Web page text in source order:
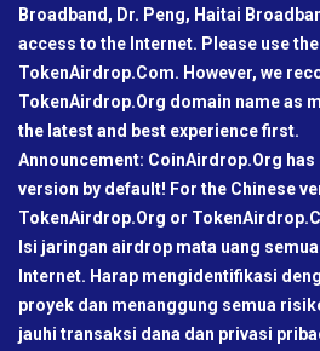
Broadband, Dr. Peng, Haitai
access to the Internet. Please use
TokenAirdrop.Com. However, we
TokenAirdrop.Org domain name as
the latest and best experience first.
Announcement: CoinAirdrop.Org
version by default! For the Chinese
TokenAirdrop.Org or
Isi jaringan airdrop mata uang
Internet. Harap mengidentifikasi
proyek dan menanggung semua
jauhi transaksi dana dan privasi